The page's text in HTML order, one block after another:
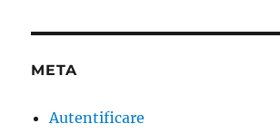
META
Autentificare